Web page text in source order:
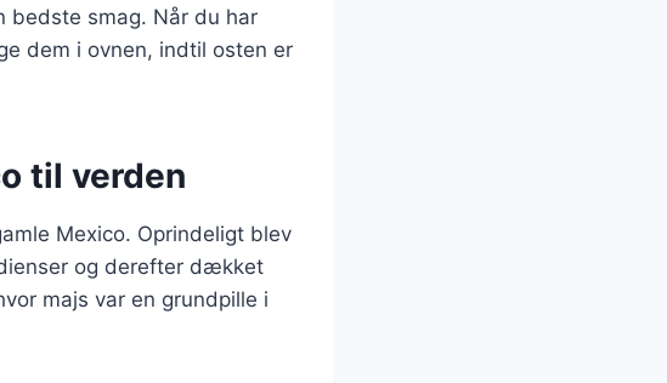
bedste smag. Når du har
dem i ovnen, indtil osten er
til verden
Mexico. Oprindeligt blev
og derefter dækket
majs var en grundpille i